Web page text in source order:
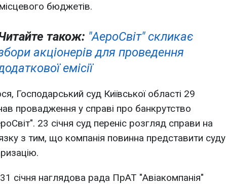
бюджетів.
також: "АероСвіт" скликає
акціонерів для проведення
емісії
Господарський суд Київської області 29
провадження у справі про банкрутство
23 січня суд переніс розгляд справи на
з тим, що компанія повинна представити суду
січня наглядова рада ПрАТ "Авіакомпанія"